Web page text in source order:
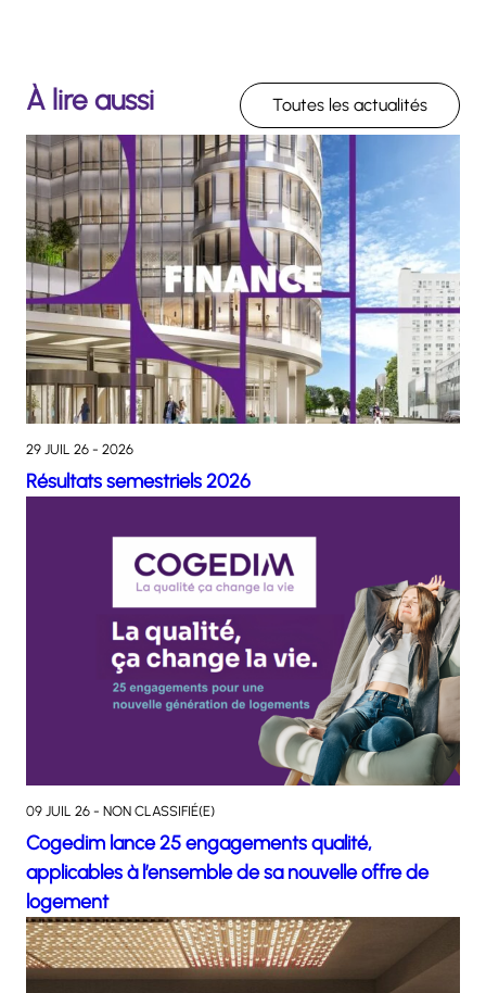
À lire aussi Toutes les actualités
29 JUIL 26 - 2026
Résultats semestriels 2026
09 JUIL 26 - NON CLASSIFIÉ(E)
Cogedim lance 25 engagements qualité,
applicables à l’ensemble de sa nouvelle offre de
logement